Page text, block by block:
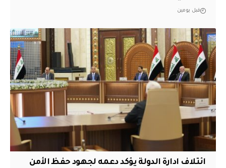
قبل يومين
ائتلاف ادارة الدولة يؤكد دعمه لجهود حفظ الأمن